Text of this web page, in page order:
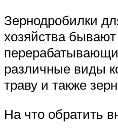
Зернодробилки
хозяйства
различные виды
траву и также
На что обратить